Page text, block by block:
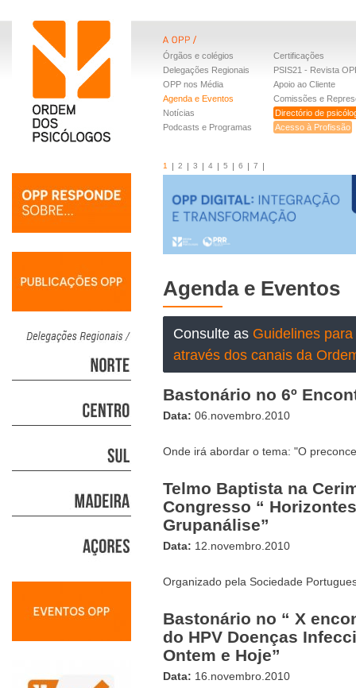
Órgãos e colégios
Delegações Regionais
OPP nos Média
Agenda e Eventos
Notícias
Podcasts e Programas
Certificações
PSIS21 - Revista
Apoio ao Cliente
Comissões e
Directório de
Acesso à Profissão
1 2 3 4 5 6 7
Agenda e Eventos
Consulte as Guidelines
através dos canais da
Bastonário no 6º
Data: 06.novembro.2010
Onde irá abordar o tema: "O
Telmo Baptista na
Congresso “
Grupanálise”
Data: 12.novembro.2010
Organizado pela Sociedade
Bastonário no “ X
do HPV Doenças
Ontem e Hoje”
Data: 16.novembro.2010